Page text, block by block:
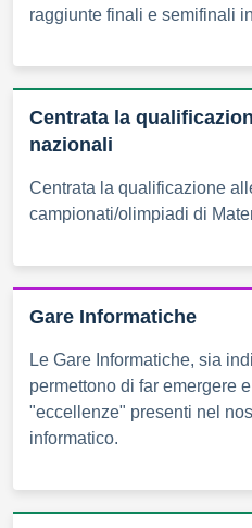
raggiunte finali e semifinali
Centrata la
nazionali
Centrata la qualificazione
campionati/olimpiadi di
Gare Informatiche
Le Gare Informatiche, sia
permettono di far emergere
"eccellenze" presenti nel
informatico.